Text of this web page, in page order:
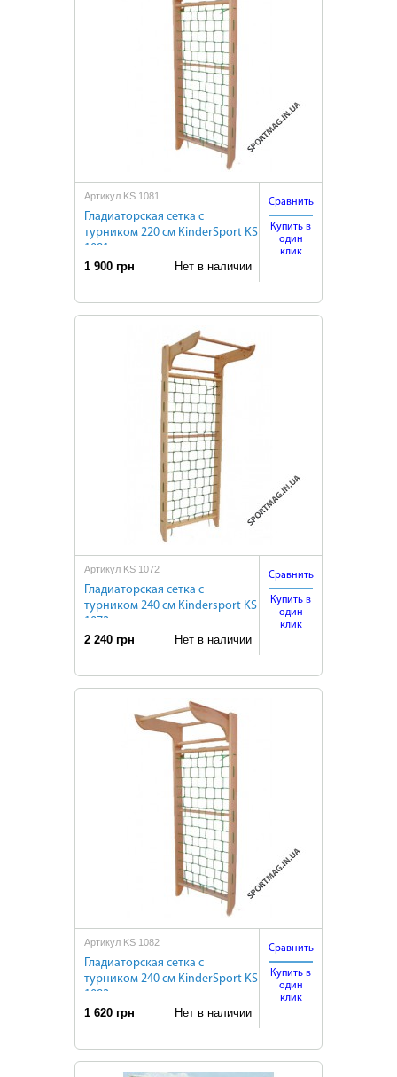
Артикул KS 1081
Гладиаторская сетка с
турником 220 см KinderSport KS
1081
1 900 грн
Нет в наличии
Сравнить
Купить в
один
клик
Артикул KS 1072
Гладиаторская сетка с
турником 240 см Kindersport KS
1072
2 240 грн
Нет в наличии
Сравнить
Купить в
один
клик
Артикул KS 1082
Гладиаторская сетка с
турником 240 см KinderSport KS
1082
1 620 грн
Нет в наличии
Сравнить
Купить в
один
клик